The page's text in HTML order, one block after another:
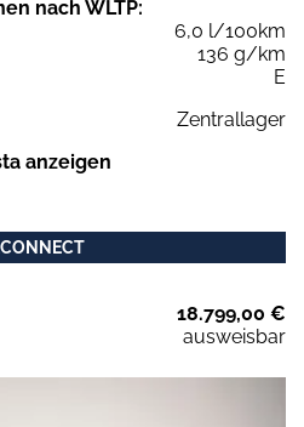
nach WLTP:
6,0 l/100km
136 g/km
E
Zentrallager
anzeigen
18.799,00 €
ausweisbar